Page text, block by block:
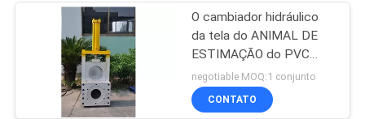
PRIVACY
POLICY
Cambiador plástico
da tela
O cambiador hidráulico
da tela do ANIMAL DE
ESTIMAÇÃO do PVC
adiciona rouba a área de
filtro 220*220mm do
anel de selagem
negotiable MOQ:1 conjunto
CONTATO